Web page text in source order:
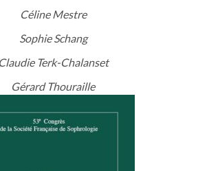
Céline Mestre
Sophie Schang
Claudie Terk-Chalanset
Gérard Thouraille